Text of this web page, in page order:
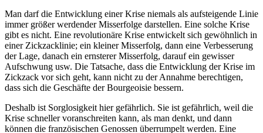
Man darf die Entwicklung einer Krise niemals als aufsteigende Linie
immer größer werdender Misserfolge darstellen. Eine solche Krise
gibt es nicht. Eine revolutionäre Krise entwickelt sich gewöhnlich in
einer Zickzacklinie; ein kleiner Misserfolg, dann eine Verbesserung
der Lage, danach ein ernsterer Misserfolg, darauf ein gewisser
Aufschwung usw. Die Tatsache, dass die Entwicklung der Krise im
Zickzack vor sich geht, kann nicht zu der Annahme berechtigen,
dass sich die Geschäfte der Bourgeoisie bessern.
Deshalb ist Sorglosigkeit hier gefährlich. Sie ist gefährlich, weil die
Krise schneller voranschreiten kann, als man denkt, und dann
können die französischen Genossen überrumpelt werden. Eine